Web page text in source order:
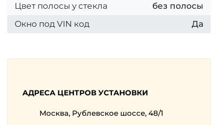
Цвет полосы у стекла
без полосы
Окно под VIN код
Да
АДРЕСА ЦЕНТРОВ УСТАНОВКИ
Москва, Рублевское шоссе, 48/1